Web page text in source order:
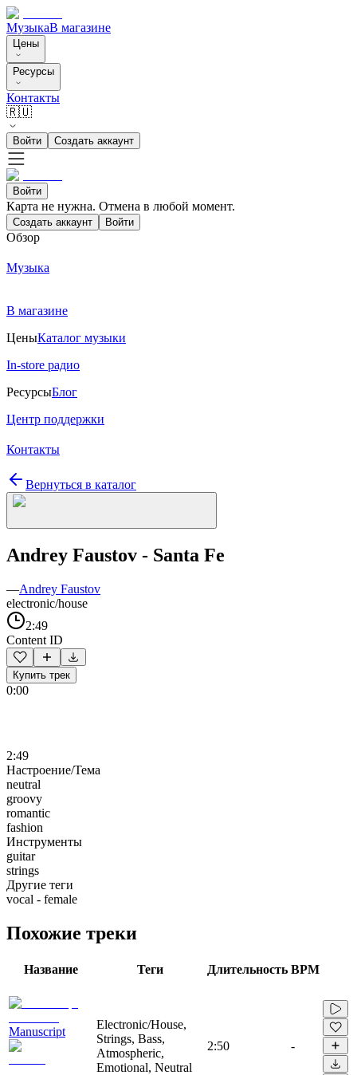
МузыкаВ магазине
Цены
Ресурсы
Контакты
🇷🇺
Войти Создать аккаунт
Войти
Карта не нужна. Отмена в любой момент.
Создать аккаунт Войти
Обзор
Музыка
В магазине
ЦеныКаталог музыки
In-store радио
РесурсыБлог
Центр поддержки
Контакты
Вернуться в каталог
Andrey Faustov - Santa Fe
—Andrey Faustov
electronic/house
2:49
Content ID
Купить трек
0:00
2:49
Настроение/Тема
neutral
groovy
romantic
fashion
Инструменты
guitar
strings
Другие теги
vocal - female
Похожие треки
Название Теги Длительность BPM
Manuscript
Electronic/House,
Strings, Bass,
Atmospheric,
Emotional, Neutral
2:50 -